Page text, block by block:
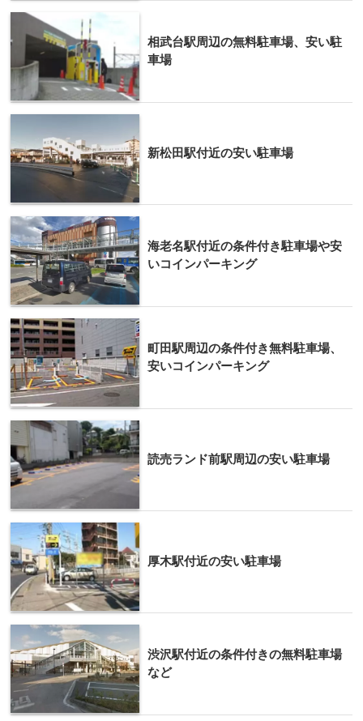
相武台駅周辺の無料駐車場、安い駐
車場
新松田駅付近の安い駐車場
海老名駅付近の条件付き駐車場や安
いコインパーキング
町田駅周辺の条件付き無料駐車場、
安いコインパーキング
読売ランド前駅周辺の安い駐車場
厚木駅付近の安い駐車場
渋沢駅付近の条件付きの無料駐車場
など